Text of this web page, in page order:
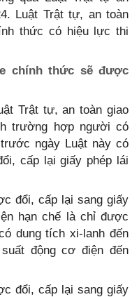
Luật Trật tự, an toàn
thức có hiệu lực thi
chính thức sẽ được
Trật tự, an toàn giao
trường hợp người có
ngày Luật này có
cấp lại giấy phép lái
đổi, cấp lại sang giấy
hạn chế là chỉ được
dung tích xi-lanh đến
động cơ điện đến
đổi, cấp lại sang giấy